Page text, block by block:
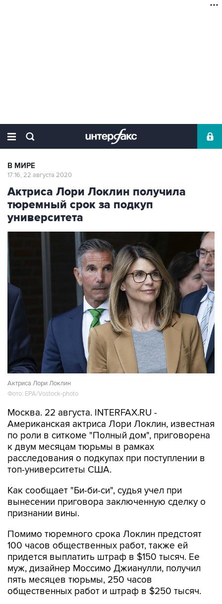
В МИРЕ
17:16, 22 августа 2020
Актриса Лори Локлин получила
тюремный срок за подкуп
университета
Актриса Лори Локлин
Фото: EPA/Vostock-photo
Москва. 22 августа. INTERFAX.RU -
Американская актриса Лори Локлин, известная
по роли в ситкоме "Полный дом", приговорена
к двум месяцам тюрьмы в рамках
расследования о подкупах при поступлении в
топ-университеты США.
Как сообщает "Би-би-си", судья учел при
вынесении приговора заключенную сделку о
признании вины.
Помимо тюремного срока Локлин предстоят
100 часов общественных работ, также ей
придется выплатить штраф в $150 тысяч. Ее
муж, дизайнер Моссимо Джианулли, получил
пять месяцев тюрьмы, 250 часов
общественных работ и штраф в $250 тысяч.